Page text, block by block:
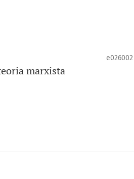
e026002
marxista